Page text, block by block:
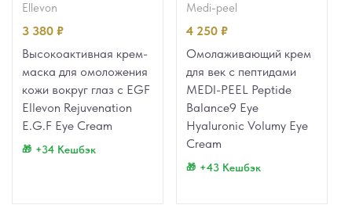
ellevon
3 380 ₽
Высокоактивная крем-
маска для омоложения
кожи вокруг глаз с EGF
Ellevon Rejuvenation
E.G.F Eye Cream
+34 Кешбэк
medi-peel
4 250 ₽
Омолаживающий крем
для век с пептидами
MEDI-PEEL Peptide
Balance9 Eye
Hyaluronic Volumy Eye
Cream
+43 Кешбэк